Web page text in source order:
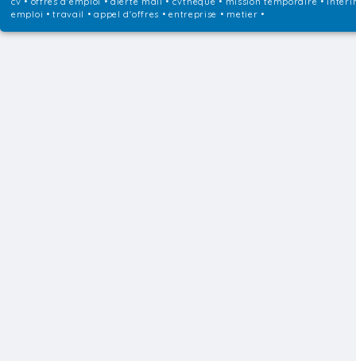
emploi • travail • appel d'offres • entreprise • metier •